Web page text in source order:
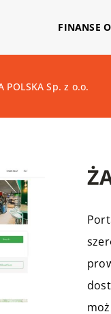
FINANSE
POLSKA Sp. z o.o.